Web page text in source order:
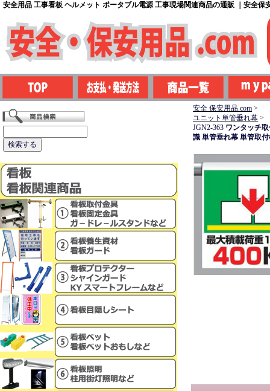
安全用品 工事看板 ヘルメット ポータブル電源 工事現場関連商品の通販 ｜安全保
安全 保安用品.com >
ユニット単管垂れ幕 >
JGN2-363 ワンタッチ
識 単管垂れ幕 単管取